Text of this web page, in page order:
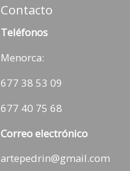
Contacto
Teléfonos
Menorca:
677 38 53 09
677 40 75 68
Correo electrónico
artepedrin@gmail.com